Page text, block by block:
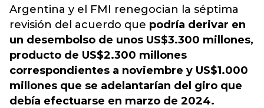
Argentina y el FMI renegocian la séptima
revisión del acuerdo que podría derivar en
un desembolso de unos US$3.300 millones,
producto de US$2.300 millones
correspondientes a noviembre y US$1.000
millones que se adelantarían del giro que
debía efectuarse en marzo de 2024.